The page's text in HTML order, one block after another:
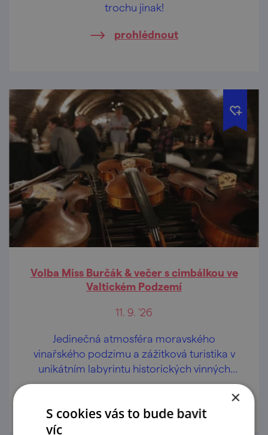
trochu jinak!
prohlédnout
Volba Miss Burčák & večer s cimbálkou ve
Valtickém Podzemí
11. 9. '26
Jedinečná atmosféra moravského
vinařského podzimu a zážitková turistika v
unikátním labyrintu historických vinných
sklepů.
×
S cookies vás to bude bavit
víc